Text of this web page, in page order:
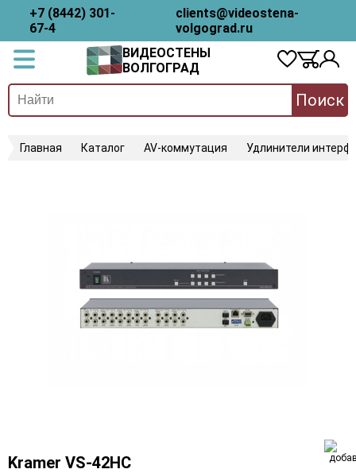
+7 (8442) 301-
67-4
clients@videostena-
volgograd.ru
ВИДЕОСТЕНЫ
ВОЛГОГРАД
Поиск
Главная Каталог AV-коммутация Удлинители
Kramer VS-42HC